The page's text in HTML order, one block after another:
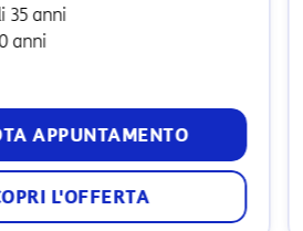
35 anni
anni
APPUNTAMENTO
L'OFFERTA